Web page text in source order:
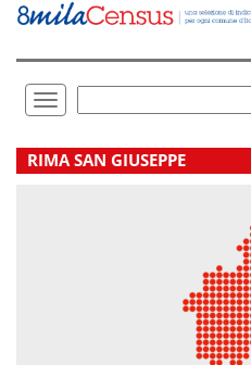
Vai
direttamente
Toggle
navigation
.
RIMA SAN GIUSEPPE